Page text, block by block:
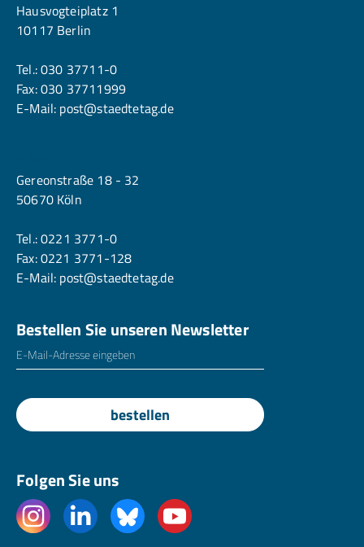
Hausvogteiplatz 1
10117 Berlin
Tel.:030 37711-0
Fax: 030 37711999
E-Mail: post@staedtetag.de
Gereonstraße 18 - 32
50670 Köln
Tel.:0221 3771-0
Fax: 0221 3771-128
E-Mail: post@staedtetag.de
Bestellen Sie unseren Newsletter
E-Mailadresse
bestellen
Folgen Sie uns